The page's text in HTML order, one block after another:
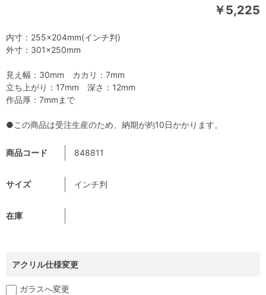
￥5,225
商品コード 848811
サイズ インチ判
在庫
アクリル仕様変更
ガラスへ変更
内寸：255×204mm(インチ判)
外寸：301×250mm
見え幅：30mm カカリ：7mm
立ち上がり：17mm 深さ：12mm
作品厚：7mmまで
●この商品は受注生産のため、納期が約10日かかります。